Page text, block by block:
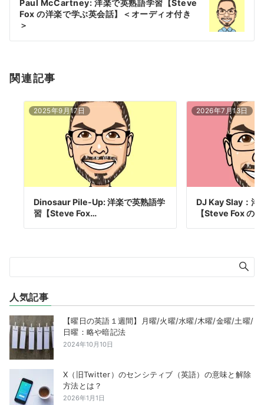
ン
Paul McCartney: 洋楽で英熟語学習【Steve
Fox の洋楽で学ぶ英会話】＜オーディオ付き
＞
関連記事
2025年9月17日
Dinosaur Pile-Up: 洋楽で英熟語学
習【Steve Fox…
2026年7月13日
DJ Kay Slay：洋
【Steve Fox の
人気記事
【曜日の英語１週間】月曜/火曜/水曜/木曜/金曜/土曜/
日曜：略や暗記法
2024年10月10日
X（旧Twitter）のセンシティブ（英語）の意味と解除
方法とは？
2026年1月1日